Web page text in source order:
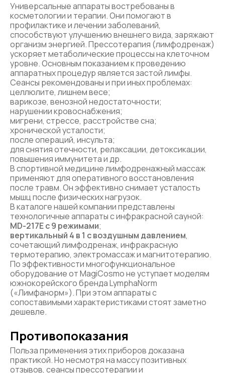
Универсальные аппараты востребованы в
косметологии и терапии. Они помогают в
профилактике и лечении заболеваний,
способствуют улучшению внешнего вида, заряжают
организм энергией. Прессотерапия (лимфодренаж)
ускоряет метаболические процессы на клеточном
уровне. Основным показанием к проведению
аппаратных процедур является застой лимфы.
Сеансы рекомендованы и при иных проблемах:
целлюлите, лишнем весе;
варикозе, венозной недостаточности;
нарушении кровоснабжения;
мигрени, стрессе, расстройстве сна;
хронической усталости;
после операций, инсульта;
для снятия отечности, релаксации, детоксикации,
повышения иммунитета и др.
В спортивной медицине лимфодренажный массаж
применяют для оперативного восстановления
после травм. Он эффективно снимает усталость
мышц после физических нагрузок.
В каталоге нашей компании представлены
технологичные аппараты с инфракрасной сауной:
MD-217E с 9 режимами;
вертикальный 4 в 1 с воздушным давлением,
сочетающий лимфодренаж, инфракрасную
термотерапию, электромассаж и магнитотерапию.
По эффективности многофункциональное
оборудование от MagiCosmo не уступает моделям
южнокорейского бренда LymphaNorm
(«Лимфанорм»). При этом аппараты с
сопоставимыми характеристиками стоят заметно
дешевле.
Противопоказания
Польза применения этих приборов доказана
практикой. Но несмотря на массу позитивных
отзывов, сеансы прессотерапии и